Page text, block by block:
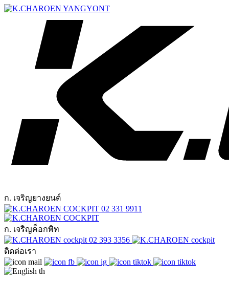
ก. เจริญยางยนต์
02 331 9911
ก. เจริญค็อกพิท
02 393 3356
ติดต่อเรา
th